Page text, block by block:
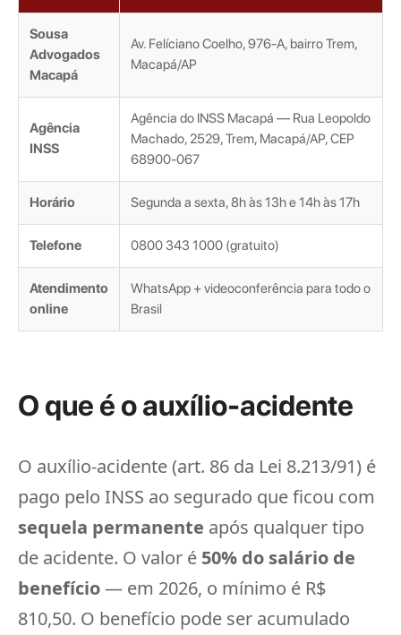
Sousa
Advogados
Macapá
Av. Felíciano Coelho, 976-A, bairro Trem,
Macapá/AP
Agência
INSS
Agência do INSS Macapá — Rua Leopoldo
Machado, 2529, Trem, Macapá/AP, CEP
68900-067
Horário Segunda a sexta, 8h às 13h e 14h às 17h
Telefone 0800 343 1000 (gratuito)
Atendimento
online
WhatsApp + videoconferência para todo o
Brasil
O que é o auxílio-acidente
O auxílio-acidente (art. 86 da Lei 8.213/91) é
pago pelo INSS ao segurado que ficou com
sequela permanente após qualquer tipo
de acidente. O valor é 50% do salário de
benefício— em 2026, o mínimo é R$
810,50. O benefício pode ser acumulado